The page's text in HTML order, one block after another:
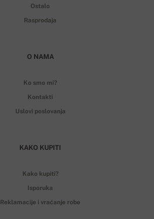
Ostalo
Rasprodaja
O NAMA
Ko smo mi?
Kontakti
Uslovi poslovanja
KAKO KUPITI
Kako kupiti?
Isporuka
Reklamacije i vraćanje robe